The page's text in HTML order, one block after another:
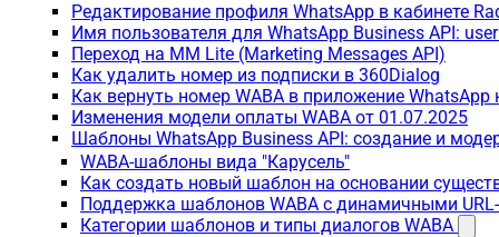
Редактирование профиля WhatsApp в кабинете
Имя пользователя для WhatsApp Business API:
Переход на MM Lite (Marketing Messages API)
Как удалить номер из подписки в 360Dialog
Как вернуть номер WABA в приложение WhatsApp
Изменения модели оплаты WABA от 01.07.2025
Шаблоны WhatsApp Business API: создание и
WABA-шаблоны вида "Карусель"
Как создать новый шаблон на основании
Поддержка шаблонов WABA с динамичными
Категории шаблонов и типы диалогов WABA